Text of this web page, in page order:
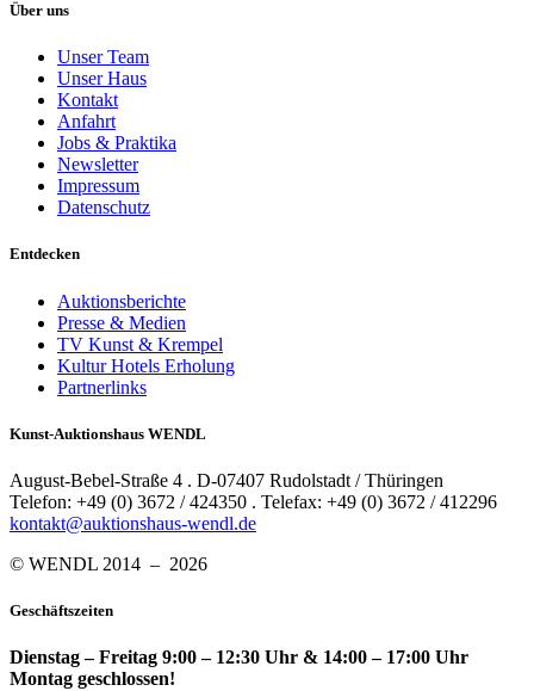
Über uns
Unser Team
Unser Haus
Kontakt
Anfahrt
Jobs & Praktika
Newsletter
Impressum
Datenschutz
Entdecken
Auktionsberichte
Presse & Medien
TV Kunst & Krempel
Kultur Hotels Erholung
Partnerlinks
Kunst-Auktionshaus WENDL
August-Bebel-Straße 4 . D-07407 Rudolstadt / Thüringen
Telefon: +49 (0) 3672 / 424350 . Telefax: +49 (0) 3672 / 412296
kontakt@auktionshaus-wendl.de
© WENDL 2014 – 2026
Geschäftszeiten
Dienstag – Freitag 9:00 – 12:30 Uhr & 14:00 – 17:00 Uhr
Montag geschlossen!